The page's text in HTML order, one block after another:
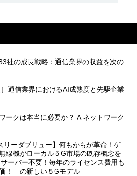
社の成長戦略：通信業界の収益を次の
］通信業界におけるAI成熟度と先駆企業
ークは本当に必要か？ AIネットワーク
リーダブリュー】何もかもが革命！ゲ
線機がローカル５G市場の既存概念を
ーバー不要！毎年のライセンス費用も
！ の新しい５Gモデル